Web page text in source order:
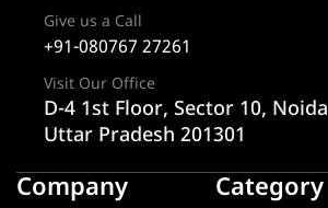
Give us a Call
+91-080767 27261
Visit Our Office
D-4 1st Floor, Sector 10,
Uttar Pradesh 201301
Company Category